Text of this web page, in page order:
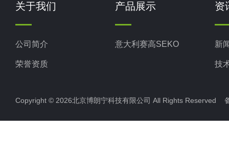
关于我们
公司简介
荣誉资质
产品展示
意大利赛高SEKO
资
新
技
Copyright © 2026北京博朗宁科技有限公司 All Rights Reserved